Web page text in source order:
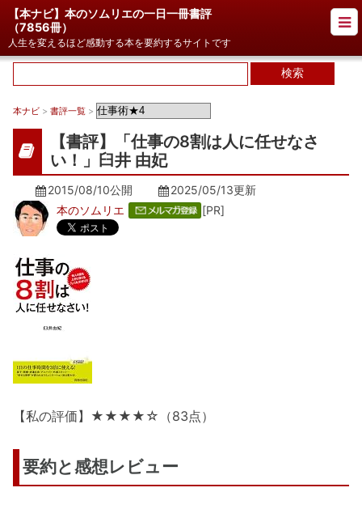
【本ナビ】本のソムリエの一日一冊書評
（7856冊）
人生を変えるほど感動する本を要約するサイトです
本ナビ > 書評一覧 >
【書評】「仕事の8割は人に任せなさ
い！」臼井 由妃
2015/08/10公開 2025/05/13更新
本のソムリエ
[PR]
【私の評価】★★★★☆（83点）
要約と感想レビュー